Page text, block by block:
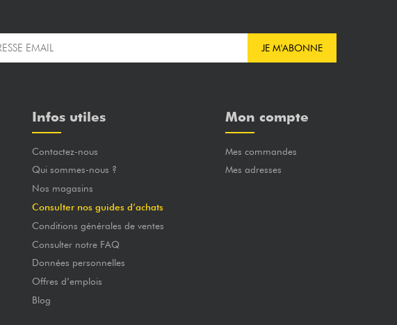
JE M'ABONNE
Infos utiles
Contactez-nous
Qui sommes-nous ?
Nos magasins
Consulter nos guides d’achats
Conditions générales de ventes
Consulter notre FAQ
Données personnelles
Offres d’emplois
Blog
Mon compte
Mes commandes
Mes adresses